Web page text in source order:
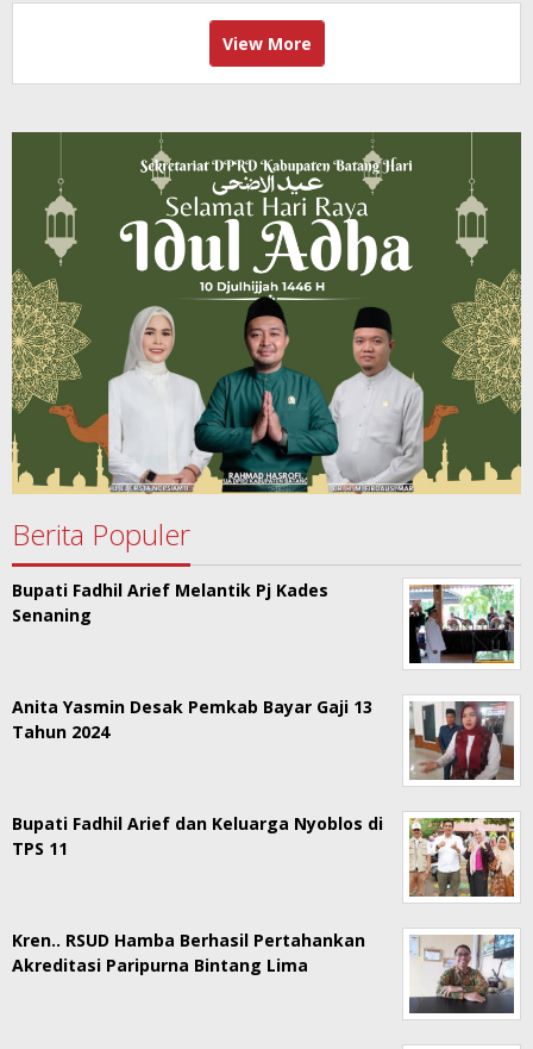
View More
Berita Populer
Bupati Fadhil Arief Melantik Pj Kades
Senaning
Anita Yasmin Desak Pemkab Bayar Gaji 13
Tahun 2024
Bupati Fadhil Arief dan Keluarga Nyoblos di
TPS 11
Kren.. RSUD Hamba Berhasil Pertahankan
Akreditasi Paripurna Bintang Lima